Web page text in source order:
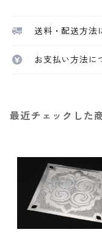
送料・配送方法
お支払い方法に
最近チェックした